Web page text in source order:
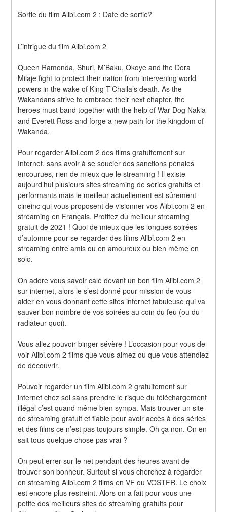
Sortie du film Alibi.com 2 : Date de sortie?
L’intrigue du film Alibi.com 2
Queen Ramonda, Shuri, M’Baku, Okoye and the Dora
Milaje fight to protect their nation from intervening world
powers in the wake of King T’Challa’s death. As the
Wakandans strive to embrace their next chapter, the
heroes must band together with the help of War Dog Nakia
and Everett Ross and forge a new path for the kingdom of
Wakanda.
Pour regarder Alibi.com 2 des films gratuitement sur
Internet, sans avoir à se soucier des sanctions pénales
encourues, rien de mieux que le streaming ! Il existe
aujourd’hui plusieurs sites streaming de séries gratuits et
performants mais le meilleur actuellement est sûrement
cineinc qui vous proposent de visionner vos Alibi.com 2 en
streaming en Français. Profitez du meilleur streaming
gratuit de 2021 ! Quoi de mieux que les longues soirées
d’automne pour se regarder des films Alibi.com 2 en
streaming entre amis ou en amoureux ou bien même en
solo.
On adore vous savoir calé devant un bon film Alibi.com 2
sur internet, alors le s’est donné pour mission de vous
aider en vous donnant cette sites internet fabuleuse qui va
sauver bon nombre de vos soirées au coin du feu (ou du
radiateur quoi).
Vous allez pouvoir binger sévère ! L’occasion pour vous de
voir Alibi.com 2 films que vous aimez ou que vous attendiez
de découvrir.
Pouvoir regarder un film Alibi.com 2 gratuitement sur
internet chez soi sans prendre le risque du téléchargement
illégal c’est quand même bien sympa. Mais trouver un site
de streaming gratuit et fiable pour avoir accès à des séries
et des films ce n’est pas toujours simple. Oh ça non. On en
sait tous quelque chose pas vrai ?
On peut errer sur le net pendant des heures avant de
trouver son bonheur. Surtout si vous cherchez à regarder
en streaming Alibi.com 2 films en VF ou VOSTFR. Le choix
est encore plus restreint. Alors on a fait pour vous une
petite des meilleurs sites de streaming gratuits pour